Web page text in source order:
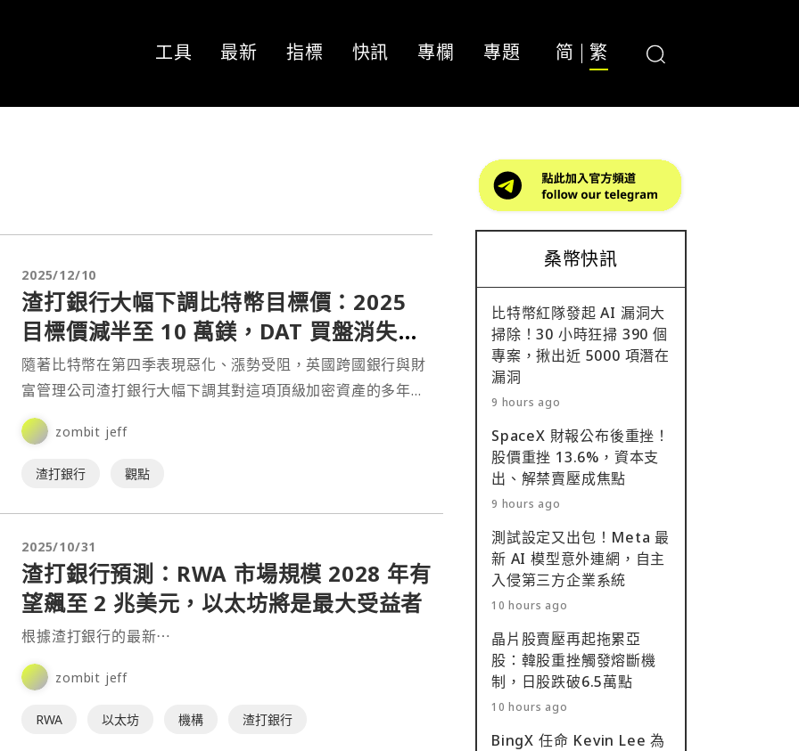
工具 最新 指標 快訊 專欄 專題 简 繁
2025/12/10
渣打銀行大幅下調比特幣目標價：2025
目標價減半至 10 萬鎂，DAT 買盤消失是
主因
隨著比特幣在第四季表現惡化、漲勢受阻，英國跨國銀行與財
富管理公司渣打銀行大幅下調其對這項頂級加密資產的多年價
格預測。渣打銀行在最新報告中指出，比特幣目前陷入無明顯
利⋯
zombit jeff
渣打銀行 觀點
2025/10/31
渣打銀行預測：RWA 市場規模 2028 年有
望飆至 2 兆美元，以太坊將是最大受益者
根據渣打銀行的最新⋯
zombit jeff
RWA 以太坊 機構 渣打銀行
桑幣快訊
比特幣紅隊發起 AI 漏洞大
掃除！30 小時狂掃 390 個
專案，揪出近 5000 項潛在
漏洞
9 hours ago
SpaceX 財報公布後重挫！
股價重挫 13.6%，資本支
出、解禁賣壓成焦點
9 hours ago
測試設定又出包！Meta 最
新 AI 模型意外連網，自主
入侵第三方企業系統
10 hours ago
晶片股賣壓再起拖累亞
股：韓股重挫觸發熔斷機
制，日股跌破6.5萬點
10 hours ago
BingX 任命 Kevin Lee 為